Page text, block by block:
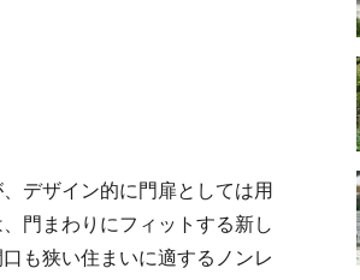
デザイン的に門扉としては用
門まわりにフィットする新し
も狭い住まいに適するノンレ